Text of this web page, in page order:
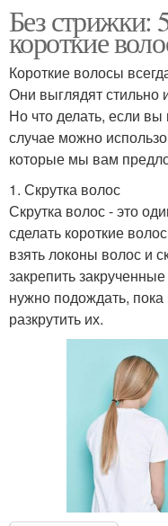
Без стрижки:
короткие
Короткие волосы
Они выглядят стильно
Но что делать, если вы
случае можно
которые мы вам
1. Скрутка волос
Скрутка волос - это
сделать короткие
взять локоны волос и
закрепить
нужно подождать,
разкрутить их.